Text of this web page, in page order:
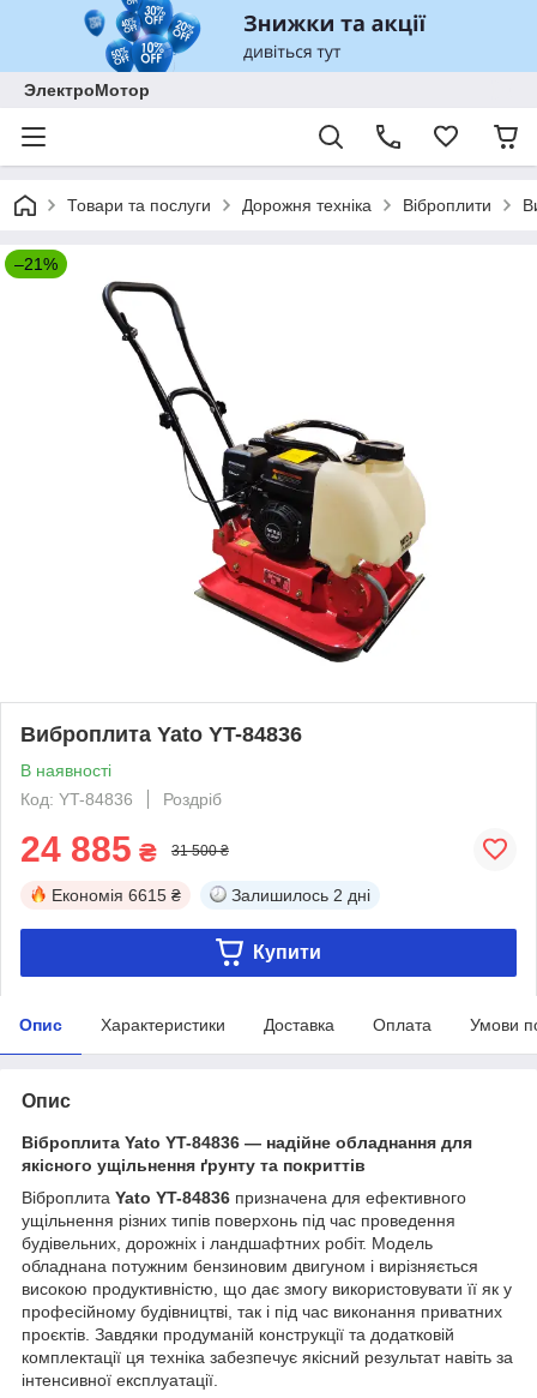
ЭлектроМотор
Товари та послуги Дорожня техніка Віброплити
–21%
Виброплита Yato YT-84836
В наявності
Код: YT-84836
Роздріб
24 885 ₴ 31 500 ₴
Економія 6615 ₴ Залишилось 2 дні
Купити
Опис Характеристики Доставка Оплата Умови
Опис
Віброплита Yato YT-84836 — надійне обладнання для
якісного ущільнення ґрунту та покриттів
Віброплита Yato YT-84836 призначена для ефективного
ущільнення різних типів поверхонь під час проведення
будівельних, дорожніх і ландшафтних робіт. Модель
обладнана потужним бензиновим двигуном і вирізняється
високою продуктивністю, що дає змогу використовувати її як у
професійному будівництві, так і під час виконання приватних
проєктів. Завдяки продуманій конструкції та додатковій
комплектації ця техніка забезпечує якісний результат навіть за
інтенсивної експлуатації.